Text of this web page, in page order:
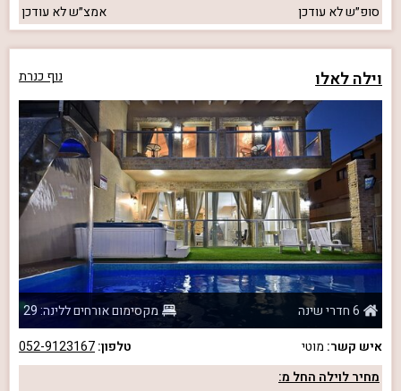
סופ״שלא עודכן אמצ״שלא עודכן
וילה לאלו נוף כנרת
6 חדרי שינה
מקסימום אורחים ללינה: 29
איש קשר: מוטי טלפון:052-9123167
מחיר לוילה החל מ: